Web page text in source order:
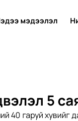
мэдээлэл
5
40 гаруй хувийг